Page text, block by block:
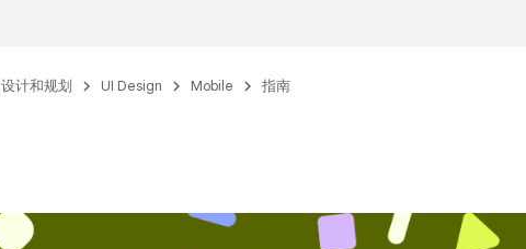
设计和规划 UI Design Mobile 指南